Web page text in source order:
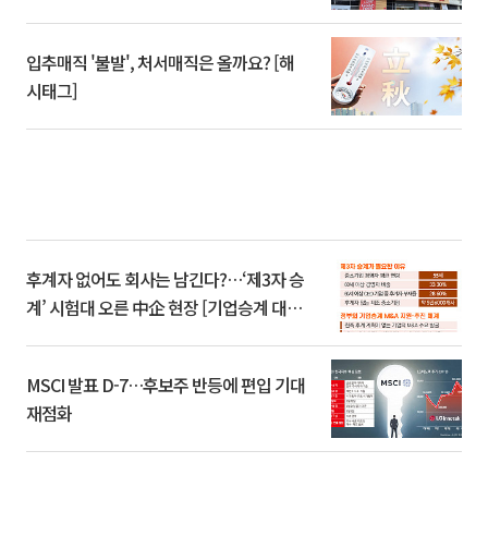
입추매직 '불발', 처서매직은 올까요? [해
시태그]
후계자 없어도 회사는 남긴다?…‘제3자 승
계’ 시험대 오른 中企 현장 [기업승계 대전
MSCI 발표 D-7…후보주 반등에 편입 기대
재점화